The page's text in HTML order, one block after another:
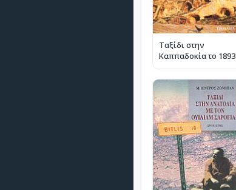
Ταξίδι στην
Καππαδοκία το 1893